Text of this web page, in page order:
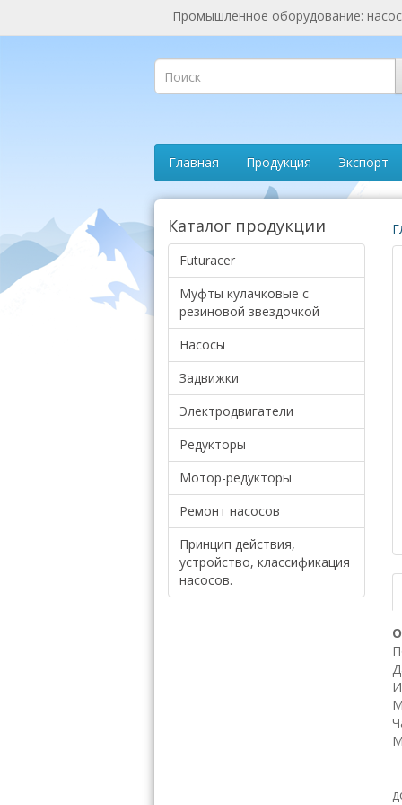
Промышленное оборудование:
Главная Продукция Экспорт
Каталог продукции
Futuracer
Муфты кулачковые с
резиновой звездочкой
Насосы
Задвижки
Электродвигатели
Редукторы
Мотор-редукторы
Ремонт насосов
Принцип действия,
устройство, классификация
насосов.